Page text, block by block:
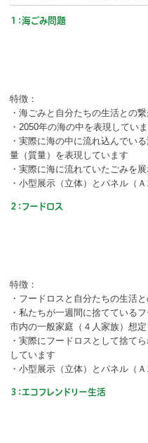
ボランティア
発行物
一般の方
団体で見学希望の方
１：海ごみ問題
特徴：
・海ごみと自分たちの生活との
・2050年の海の中を表現してい
・実際に海の中に流れ込んでい
量（質量）を表現しています
・実際に海に流れていたごみを
・小型展示（立体）とパネル（
２：フードロス
特徴：
・フードロスと自分たちの生活
・私たちが一週間に捨てている
市内の一般家庭（４人家族）想定
・実際にフードロスとして捨て
しています
・小型展示（立体）とパネル（
３：エコフレンドリー生活